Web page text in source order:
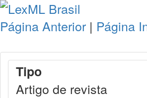
Página Anterior | Página
Tipo
Artigo de revista